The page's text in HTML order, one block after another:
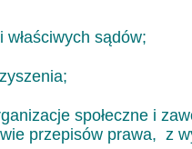
właściwych sądów;
społeczne i
przepisów prawa, z